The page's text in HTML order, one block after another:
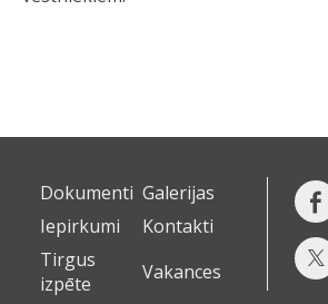
Dokumenti Galerijas
Iepirkumi
Kontakti
Tirgus
izpēte
Vakances